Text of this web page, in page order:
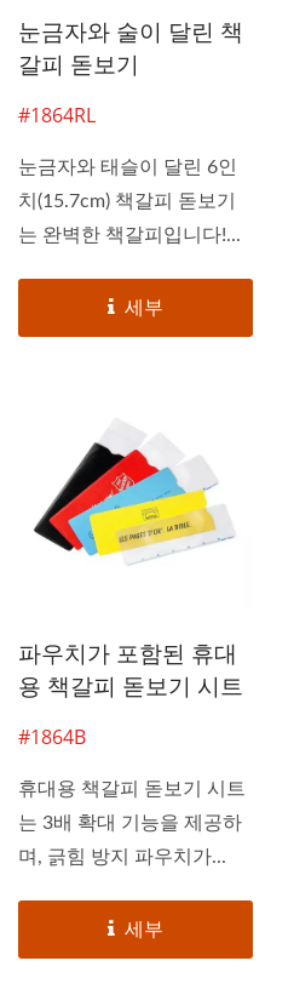
눈금자와 술이 달린 책
갈피 돋보기
#1864RL
눈금자와 태슬이 달린 6인
치(15.7cm) 책갈피 돋보기
는 완벽한 책갈피입니다!...
세부
파우치가 포함된 휴대
용 책갈피 돋보기 시트
#1864B
휴대용 책갈피 돋보기 시트
는 3배 확대 기능을 제공하
며, 긁힘 방지 파우치가...
세부